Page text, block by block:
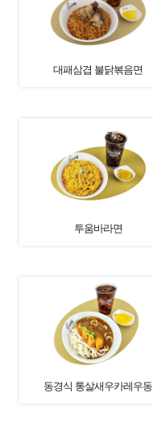
대패삼겹 불닭볶음면
투움바라면
동경식 통살새우카레우동